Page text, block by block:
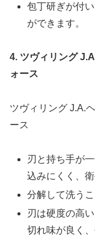
包丁研ぎが付
ができます。
4. ツヴィリング
ォース
ツヴィリング J.A.
ース
刃と持ち手が
込みにくく、衛
分解して洗う
刃は硬度の高
切れ味が良く